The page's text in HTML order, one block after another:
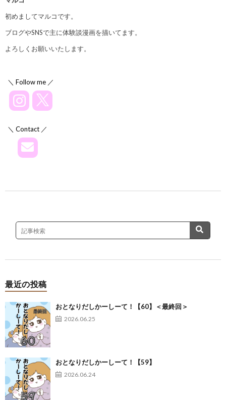
初めましてマルコです。
ブログやSNSで主に体験談漫画を描いてます。
よろしくお願いいたします。
＼ Follow me ／
＼ Contact ／
最近の投稿
おとなりだしかーしーて！【60】＜最終回＞
2026.06.25
おとなりだしかーしーて！【59】
2026.06.24